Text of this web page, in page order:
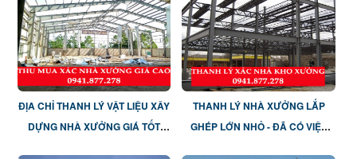
ĐỊA CHỈ THANH LÝ VẬT LIỆU XÂY
DỰNG NHÀ XƯỞNG GIÁ TỐT
THANH LÝ NHÀ XƯỞNG LẮP
GHÉP LỚN NHỎ - ĐÃ CÓ VIỆT